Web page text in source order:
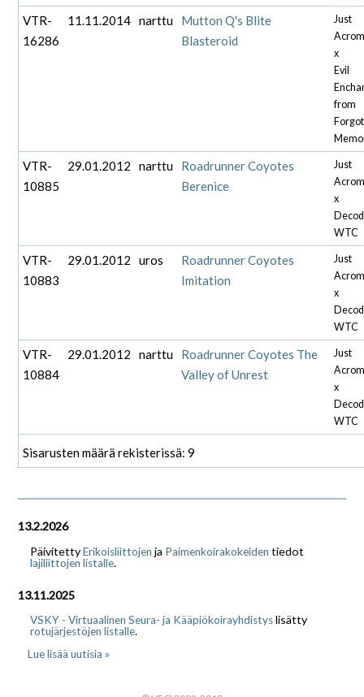
VTR-
16286
11.11.2014 narttu
Mutton Q's Blite
Blasteroid
Just
x
Evil
from
VTR-
10885
29.01.2012 narttu
Roadrunner Coyotes
Berenice
Just
x
WTC
VTR-
10883
29.01.2012 uros
Roadrunner Coyotes
Imitation
Just
x
WTC
VTR-
10884
29.01.2012 narttu
Roadrunner Coyotes The
Valley of Unrest
Just
x
WTC
Sisarusten määrä rekisterissä: 9
13.2.2026
PäivitettyErikoisliittojen ja Paimenkoirakokeiden tiedot
lajiliittojen listalle.
13.11.2025
VSKY - Virtuaalinen Seura- ja Kääpiökoirayhdistyslisätty
rotujärjestöjen listalle.
Lue lisää uutisia »